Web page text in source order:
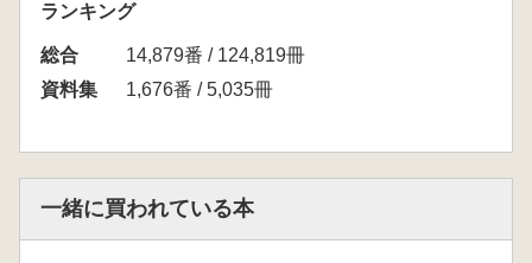
ランキング
総合
14,879番 / 124,819冊
資料集
1,676番 / 5,035冊
一緒に買われている本